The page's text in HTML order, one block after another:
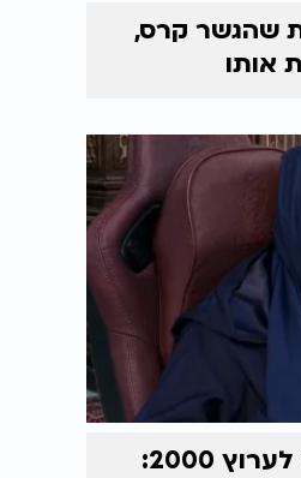
שהגשר קרס,
אותו
בבא ברוך אבוחצירא לערוץ 2000: